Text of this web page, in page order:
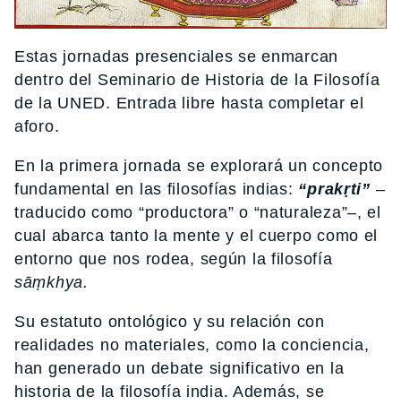
Estas jornadas presenciales se enmarcan
dentro del Seminario de Historia de la Filosofía
de la UNED. Entrada libre hasta completar el
aforo.
En la primera jornada se explorará un concepto
fundamental en las filosofías indias: “prakṛti” –
traducido como “productora” o “naturaleza”–, el
cual abarca tanto la mente y el cuerpo como el
entorno que nos rodea, según la filosofía
sāṃkhya.
Su estatuto ontológico y su relación con
realidades no materiales, como la conciencia,
han generado un debate significativo en la
historia de la filosofía india. Además, se